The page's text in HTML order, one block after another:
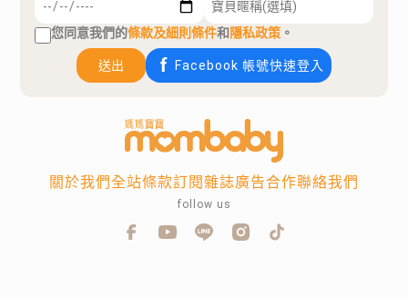
您同意我們的條款及細則條件和隱私政策 。
送出 Facebook 帳號快速登入
關於我們全站條款訂閱雜誌廣告合作聯絡我們
follow us